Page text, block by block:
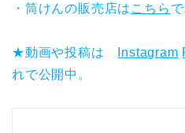
・筒けんの販売店は こちら
★動画や投稿は Instagram
れで公開中。